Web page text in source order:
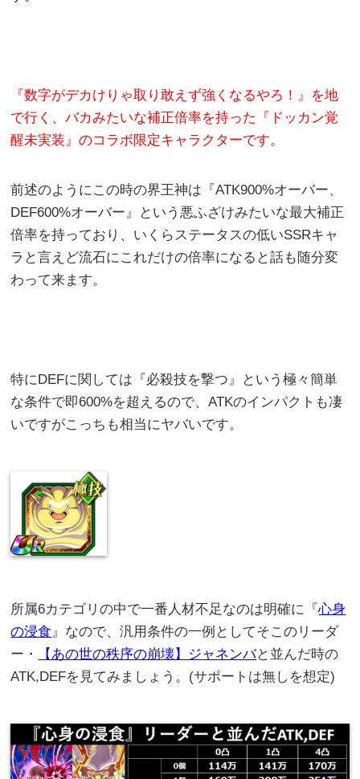
『数字がデカけりゃ取り敢えず強くなるやろ！』を地
で行く、バカみたいな補正倍率を持った『ドッカン覚
醒未実装』のコラボ限定キャラクターです。
前述のようにこの時の界王神は『ATK900%オーバー、
DEF600%オーバー』という悪ふざけみたいな最大補正
倍率を持っており、いくらステータスの低いSSRキャ
ラと言えど流石にこれだけの倍率になると話も随分変
わって来ます。
特にDEFに関しては『必殺技を撃つ』という極々簡単
な条件で即600%を超えるので、ATKのインパクトも凄
いですがこっちも相当にヤバいです。
所属6カテゴリの中で一番人材不足なのは明確に『心身
の浸食』なので、汎用条件の一例としてそこのリーダ
ー・
【あの世の秩序の崩壊】ジャネンバと並んだ時の
ATK,DEFを見てみましょう。(サポートは無しを想定)